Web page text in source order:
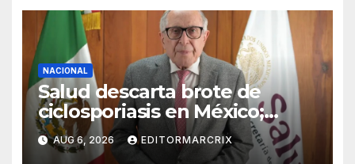
NACIONAL
Salud descarta brote de
ciclosporiasis en México;
confirma 33 casos en 13
estados
AUG 6, 2026 EDITORMARCRIX